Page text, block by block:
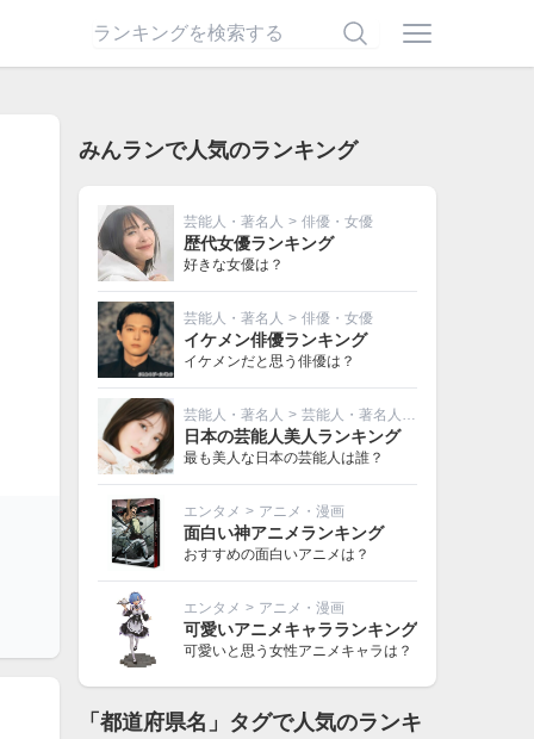
みんランで人気のランキング
芸能人・著名人 > 俳優・女優
歴代女優ランキング
好きな女優は？
芸能人・著名人 > 俳優・女優
イケメン俳優ランキング
イケメンだと思う俳優は？
芸能人・著名人 > 芸能人・著名人その他
日本の芸能人美人ランキング
最も美人な日本の芸能人は誰？
エンタメ > アニメ・漫画
面白い神アニメランキング
おすすめの面白いアニメは？
エンタメ > アニメ・漫画
可愛いアニメキャラランキング
可愛いと思う女性アニメキャラは？
「都道府県名」タグで人気のランキ